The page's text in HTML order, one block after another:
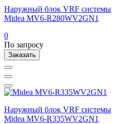
Наружный блок VRF системы
Midea MV6-R280WV2GN1
0
По запросу
Заказать
Наружный блок VRF системы
Midea MV6-R335WV2GN1